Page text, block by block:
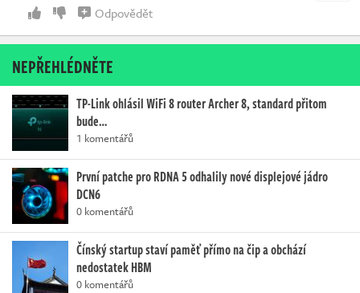
Odpovědět
NEPŘEHLÉDNĚTE
TP-Link ohlásil WiFi 8 router Archer 8, standard přitom
bude…
1 komentářů
První patche pro RDNA 5 odhalily nové displejové jádro
DCN6
0 komentářů
Čínský startup staví paměť přímo na čip a obchází
nedostatek HBM
0 komentářů